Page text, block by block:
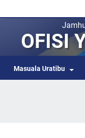
OFISI
Masuala Uratibu